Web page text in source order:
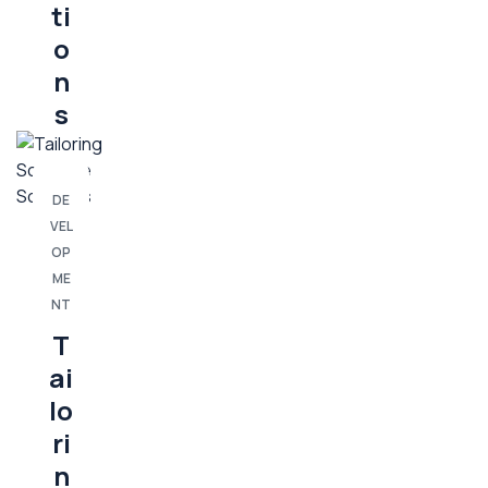
ti
o
n
s
DE
VEL
OP
ME
NT
T
ai
lo
ri
n